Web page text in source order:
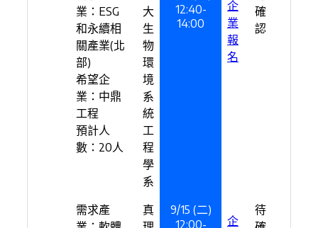
業：ESG
和永續相
關產業(北
部)
希望企
業：中鼎
工程
預計人
數：20人
大
生
物
環
境
系
統
工
程
學
系
12:40-
14:00
企
業
報
名
確
認
需求產
真
9/15 (二)
12:00-
企
待